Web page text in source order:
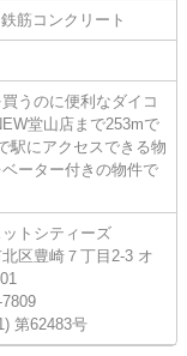
筋コンクリート
うのに便利なダイコ
堂山店まで253mで
駅にアクセスできる物
ーター付きの物件で
トシティーズ
区豊崎７丁目2-3 オ
第62483号